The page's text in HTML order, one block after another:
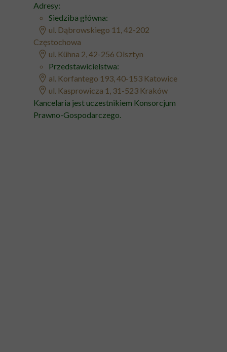
Adresy:
Siedziba główna:
ul. Dąbrowskiego 11, 42-202
Częstochowa
ul. Kühna 2, 42-256 Olsztyn
Przedstawicielstwa:
al. Korfantego 193, 40-153 Katowice
ul. Kasprowicza 1, 31-523 Kraków
Kancelaria jest uczestnikiem Konsorcjum
Prawno-Gospodarczego.